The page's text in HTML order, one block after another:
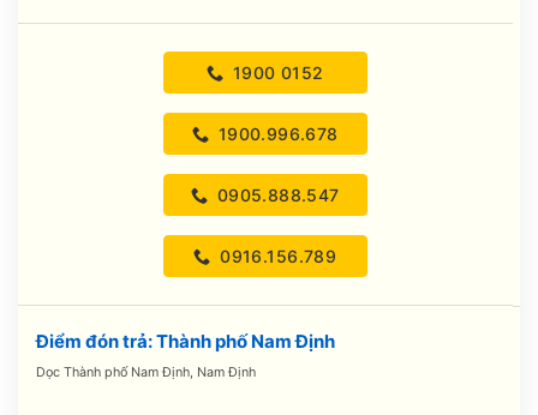
1900 0152
1900.996.678
0905.888.547
0916.156.789
Điểm đón trả: Thành phố Nam Định
Dọc Thành phố Nam Định, Nam Định